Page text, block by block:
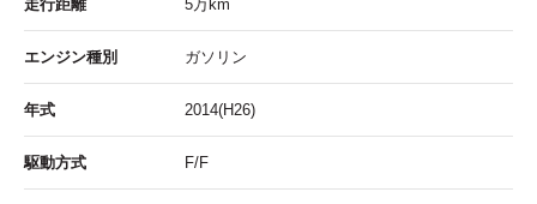
走行距離 5万km
エンジン種別 ガソリン
年式 2014(H26)
駆動方式 F/F